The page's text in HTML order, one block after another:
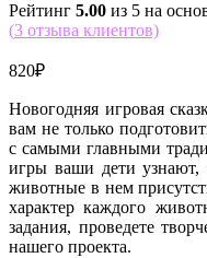
Рейтинг 5.00 из 5 на
(3 отзыва клиентов)
820₽
Новогодняя игровая
вам не только
с самыми главными
игры ваши дети узнают,
животные в нем
характер каждого
задания, проведете
нашего проекта.